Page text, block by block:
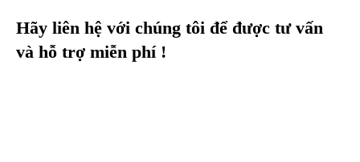
Hãy liên hệ với chúng tôi để được tư vấn
và hỗ trợ miễn phí !